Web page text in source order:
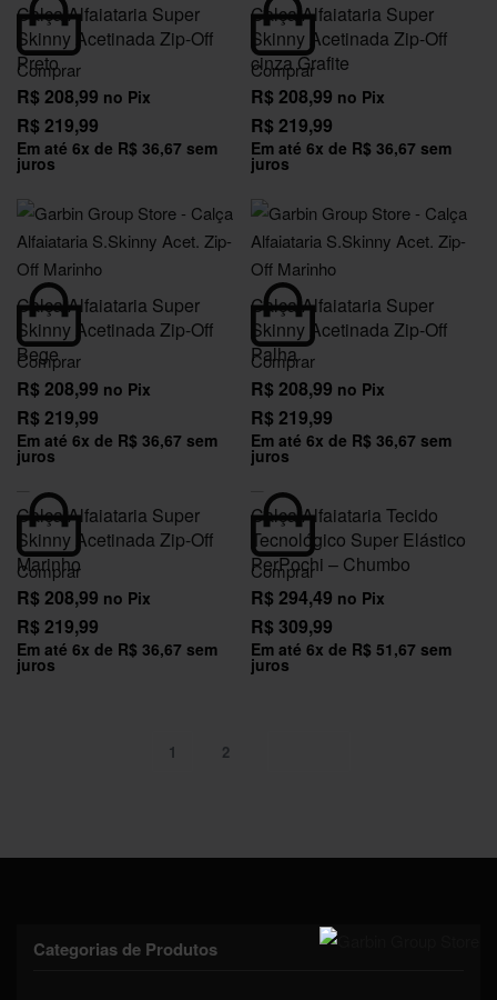
Comprar
Calça Alfaiataria Super
Skinny Acetinada Zip-Off
Preto
R$ 208,99 no Pix
R$ 219,99
Em até 6x de R$ 36,67 sem
juros
Comprar
Calça Alfaiataria Super
Skinny Acetinada Zip-Off
cinza Grafite
R$ 208,99 no Pix
R$ 219,99
Em até 6x de R$ 36,67 sem
juros
Comprar
Calça Alfaiataria Super
Skinny Acetinada Zip-Off
Bege
R$ 208,99 no Pix
R$ 219,99
Em até 6x de R$ 36,67 sem
juros
Comprar
Calça Alfaiataria Super
Skinny Acetinada Zip-Off
Palha
R$ 208,99 no Pix
R$ 219,99
Em até 6x de R$ 36,67 sem
juros
Comprar
Calça Alfaiataria Super
Skinny Acetinada Zip-Off
Marinho
R$ 208,99 no Pix
R$ 219,99
Em até 6x de R$ 36,67 sem
juros
Comprar
Calça Alfaiataria Tecido
Tecnológico Super Elástico
PerPochi – Chumbo
R$ 294,49 no Pix
R$ 309,99
Em até 6x de R$ 51,67 sem
juros
1 2
Categorias de Produtos